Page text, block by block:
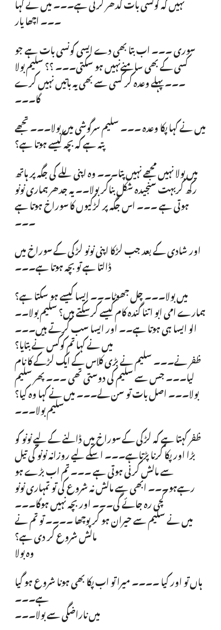
۔۔۔ اچھا یار
سوری ۔۔۔ اب بتا بھی دے ایسی کونسی بات ہے جو
کسی کے بھی سامنےنہیں ہو سکتی۔۔۔ ؟؟ سلیم بولا
۔۔۔ پہلے وعدہ کر کسی سے بھی یہ باتیں نہیں کرے
گا۔۔۔
میں نے کہا پکا وعدہ ۔۔۔ سلیم سرگوشی میں بولا۔۔۔ تجھے
پتہ ہے کہ بچہ کیسے ہوتا ہے؟
میں بولا نہیں مجھے نہیں پتا۔۔۔ وہ اپنی للے کی جگہ پر ہاتھ
رکھ کربہت سنجیدہ شکل بناکر بولا۔۔ یہ جدھر ہماری نونو
ہوتی ہے ۔۔۔ اس جگہ پر لڑکیوں کا سوراخ ہوتا ہے
۔۔۔
اور شادی کے بعد جب لڑکا اپنی نونو لڑکی کے سوراخ میں
ڈالتا ہے تو بچہ ہوتا ہے۔۔۔
میں بولا۔۔۔ چل جھوٹا۔۔۔ ایسا کیسے ہو سکتا ہے؟
ہمارے امی ابو اتنا گندہ کام کیسے کرسکتے ہیں؟ سلیم بولا۔۔
الو ایسا ہی ہوتا ہے۔۔ اور ایسا سب کرتے ہیں۔۔۔
میں نے کہا تم کوکس نے بتایا؟
ظفر نے۔۔۔ سلیم نے بڑی کلاس کے ایک لڑکے کا نام
لیا۔۔۔ جس سے سلیم کی دوستی تھی ۔۔۔ پھر سلیم
بولا۔۔۔ اصل بات تو سن لے۔۔۔ میں نے کہا وہ کیا؟
سلیم بولا۔۔۔
ظفر کہتا ہے کہ لڑکی کے سوراخ میں ڈالنے کے لیے نونو کو
بڑا اور پکا کرنا پڑتاہے۔۔۔ اسکے لیے روزانہ نونو کی تیل
سے مالش کرنی ہوتی ہے ۔۔۔ تم اب بڑے ہو
رہےہو۔۔۔ ابھی سے مالش نہ شروع کی تو تمہاری نونو
کچی رہ جائے گی۔۔۔ اور بچہ نہیں ہوگا۔۔۔
میں نے سلیم سے حیران ہو کر پوچھا ۔۔۔۔ تو تم نے
مالش شروع کر دی ہے؟
وہ بولا
ہاں تو اور کیا ۔۔۔۔ میرا تو اب پکا بھی ہونا شروع ہو گیا
ہے۔۔۔
میں ناراضگی سے بولا۔۔۔